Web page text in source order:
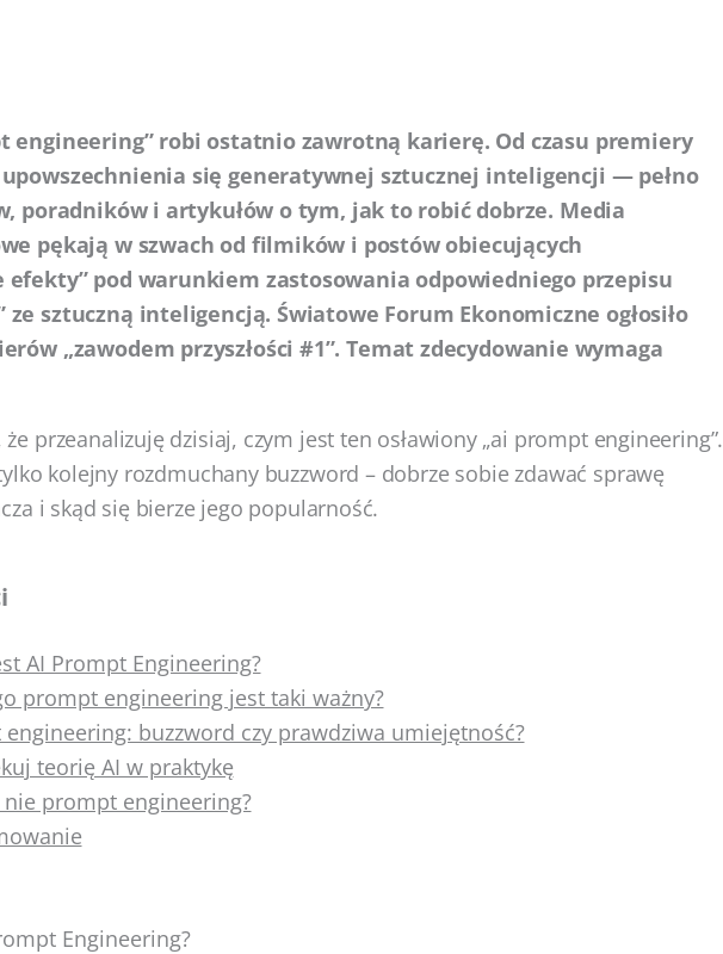
engineering” robi ostatnio zawrotną karierę. Od czasu premiery
upowszechnienia się generatywnej sztucznej inteligencji — pełno
poradników i artykułów o tym, jak to robić dobrze. Media
pękają w szwach od filmików i postów obiecujących
efekty” pod warunkiem zastosowania odpowiedniego przepisu
ze sztuczną inteligencją. Światowe Forum Ekonomiczne ogłosiło
„zawodem przyszłości #1”. Temat zdecydowanie wymaga
że przeanalizuję dzisiaj, czym jest ten osławiony „ai prompt engineering”.
kolejny rozdmuchany buzzword – dobrze sobie zdawać sprawę
i skąd się bierze jego popularność.
AI Prompt Engineering?
prompt engineering jest taki ważny?
buzzword czy prawdziwa umiejętność?
teorię AI w praktykę
nie prompt engineering?
Engineering?